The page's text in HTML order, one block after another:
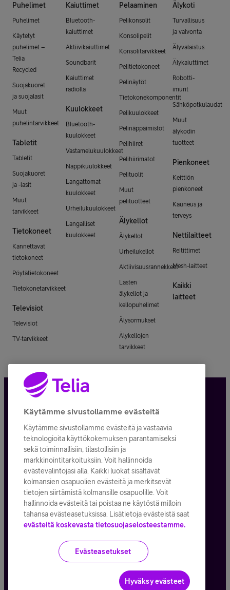
Puhelimet
Puhelimet
Käytetyt
puhelimet –
Telia
Recycled
Suojakuoret
ja suojalasit
Muut
puhelintarvikkeet
Tabletit
Tabletit
Suojakuoret
ja -lasit
Muut
tarvikkeet
Tietokoneet
Kannettavat
tietokoneet
Pöytätietokoneet
Tietokonetarvikkeet
Televisiot
Televisiot
TV-tarvikkeet
Kaiuttimet
Bluetooth-
kaiuttimet
Aktiivikaiuttimet
Soundbarit
Kaiuttimet
radiolla
Kuulokkeet
Bluetooth-
kuulokkeet
Vastamelukuulokkeet
Nappikuulokkeet
Langattomat
kuulokkeet
Urheilukuulokkeet
Langalliset
kuulokkeet
Pelaaminen
Pelikonsolit
Konsolipelit
Konsolitarvikkeet
Pelitietokoneet
Pelinäytöt
Tietokonekomponentit
Pelikuulokkeet
Pelinäppäimistöt
Pelihiiret
Pelihiirimatot
Pelituolit
Muut
pelituotteet
Älykellot
Älykellot
Urheilukellot
Aktiivisuusrannekkeet
Lasten
älykellot ja
kellopuhelimet
Älysormukset
Älykellojen
tarvikkeet
Älykoti
Turvallisuus
ja valvonta
Älyvalaistus
Älykaiuttimet
Robotti-
imurit
Sähköpotkulaudat
Muut
älykodin
tuotteet
Pienkoneet
Keittiön
pienkoneet
Kauneus ja
terveys
Nettilaitteet
Reitittimet
Mesh-laitteet
Kaikki
laitteet
Tietosuoja ja -turva
Tilauksen peruuttaminen
Käyttöehdot
Evästeiden käyttö
Toimitusehdot ja palvelukuvaukset
Kaikki hinnat ALV25,5%
© Telia Company2026
Käytämme sivustollamme evästeitä
Käytämme sivustollamme evästeitä ja vastaavia
teknologioita käyttökokemuksen parantamiseksi
sekä toiminnallisiin, tilastollisiin ja
markkinointitarkoituksiin. Voit hallinnoida
evästevalintojasi alla. Kaikki luokat sisältävät
kolmansien osapuolien evästeitä ja merkitsevät
tietojen siirtämistä kolmansille osapuolille. Voit
hallinnoida evästeitä tai poistaa ne käytöstä milloin
tahansa evästeasetuksissa. Lisätietoja evästeistä saat
evästeitä koskevasta tietosuojaselosteestamme.
Evästeasetukset
Hyväksy evästeet